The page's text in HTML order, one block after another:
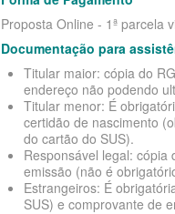
Proposta Online - 1ª parcela
Documentação para
Titular maior: cópia do
endereço não podendo
Titular menor: É
certidão de nascimento
do cartão do SUS).
Responsável legal:
emissão (não é
Estrangeiros: É
SUS) e comprovante de